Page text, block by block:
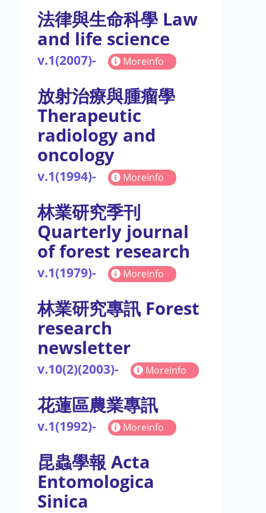
法律與生命科學 Law
and life science
v.1(2007)- Moreinfo
放射治療與腫瘤學
Therapeutic
radiology and
oncology
v.1(1994)- Moreinfo
林業研究季刊
Quarterly journal
of forest research
v.1(1979)- Moreinfo
林業研究專訊 Forest
research
newsletter
v.10(2)(2003)- Moreinfo
花蓮區農業專訊
v.1(1992)- Moreinfo
昆蟲學報 Acta
Entomologica
Sinica